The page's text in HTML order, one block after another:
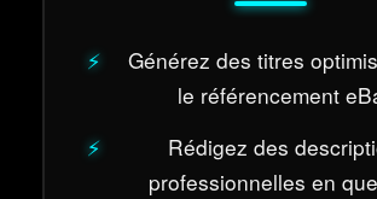
Générez des titres
le référencement
Rédigez des
professionnelles en